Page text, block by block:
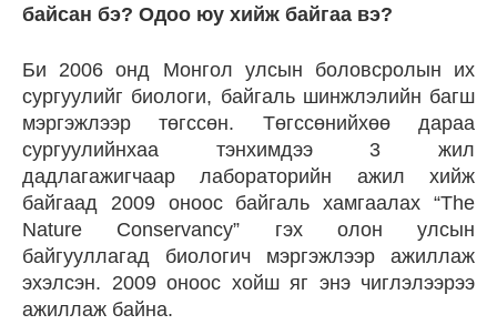
байсан бэ? Одоо юу хийж байгаа вэ?
Би 2006 онд Монгол улсын боловсролын их
сургуулийг биологи, байгаль шинжлэлийн багш
мэргэжлээр төгссөн. Төгссөнийхөө дараа
сургуулийнхаа тэнхимдээ 3 жил
дадлагажигчаар лабораторийн ажил хийж
байгаад 2009 оноос байгаль хамгаалах “The
Nature Conservancy” гэх олон улсын
байгууллагад биологич мэргэжлээр ажиллаж
эхэлсэн. 2009 оноос хойш яг энэ чиглэлээрээ
ажиллаж байна.